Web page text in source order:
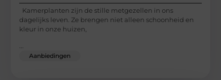
Kamerplanten zijn de stille metgezellen in ons
dagelijks leven. Ze brengen niet alleen schoonheid en
kleur in onze huizen,
Aanbiedingen